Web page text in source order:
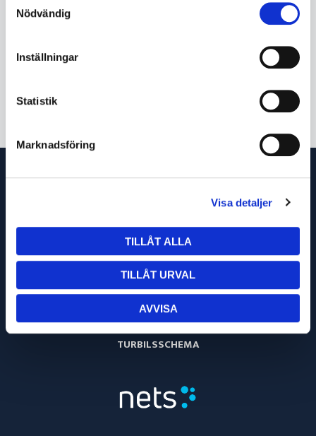
Nödvändig
Inställningar
Statistik
Marknadsföring
Visa detaljer
TILLÅT ALLA
TILLÅT URVAL
AVVISA
Pro Series, PC 360 AIR, PC 360 Pro Series, PC 460 Pro Series.
Klicka här för att läsa mer om produkten på leverantörens
OM OSS
KÖPVILLKOR
TURBILSSCHEMA